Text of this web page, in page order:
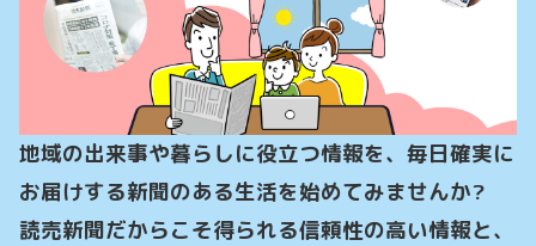
地域の出来事や暮らしに役立つ情報を、毎日確実に
お届けする新聞のある生活を始めてみませんか?
読売新聞だからこそ得られる信頼性の高い情報と、